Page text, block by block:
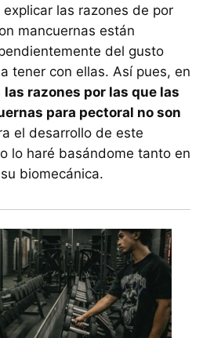
las razones de por
mancuernas están
del gusto
tener con ellas. Así pues, en
las razones por las que las
para pectoral no son
el desarrollo de este
lo haré basándome tanto en
biomecánica.